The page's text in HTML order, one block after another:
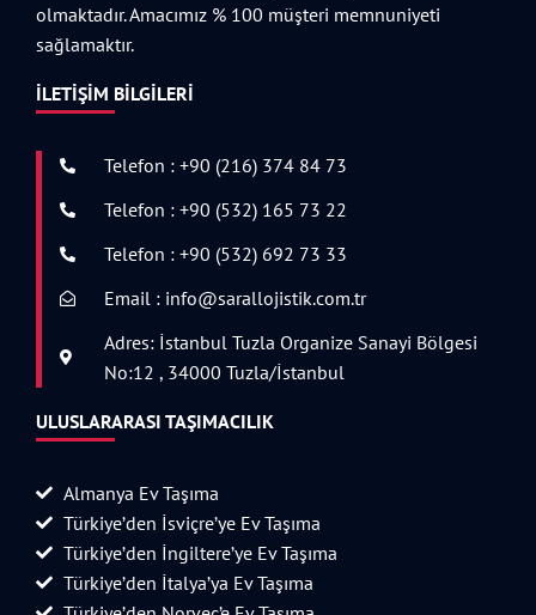
olmaktadır. Amacımız % 100 müşteri memnuniyeti
sağlamaktır.
İLETIŞIM BILGILERI
Telefon : +90 (216) 374 84 73
Telefon : +90 (532) 165 73 22
Telefon : +90 (532) 692 73 33
Email : info@sarallojistik.com.tr
Adres: İstanbul Tuzla Organize Sanayi Bölgesi
No:12 , 34000 Tuzla/İstanbul
ULUSLARARASI TAŞIMACILIK
Almanya Ev Taşıma
Türkiye’den İsviçre’ye Ev Taşıma
Türkiye’den İngiltere’ye Ev Taşıma
Türkiye’den İtalya’ya Ev Taşıma